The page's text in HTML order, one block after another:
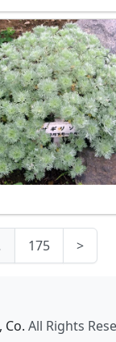
175 >
Co. All Rights